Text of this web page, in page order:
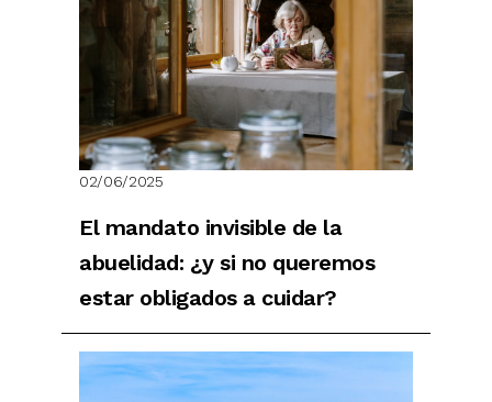
02/06/2025
El mandato invisible de la
abuelidad: ¿y si no queremos
estar obligados a cuidar?